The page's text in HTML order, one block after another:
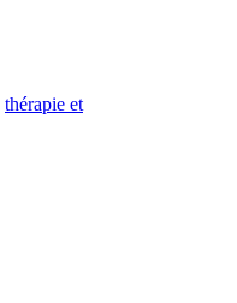
thérapie et